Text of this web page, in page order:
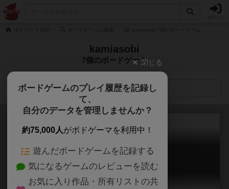
kamiasobi
7個のボードゲーム
検索メニュー
神さま日本酒でございます
Kamisama nihonshu de gozaimasu
閉じる
ボードゲームのプレイ履歴を記録し
て、
自分のデータを管理しませんか？
約75,000人がボドゲーマを利用中！
遊んだボードゲームを記録する
気になるゲームのレビューを読む
お気に入り作品・所有リストの共